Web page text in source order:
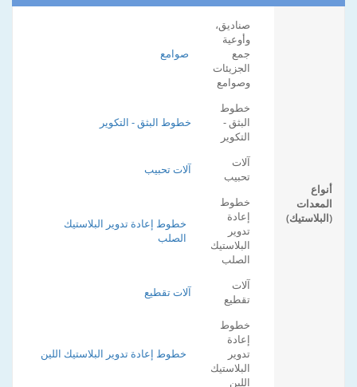
أنواع
المعدات
(البلاستيك)
صناديق،
وأوعية
جمع
الجزيئات
وصوامع
صوامع
خطوط
البثق -
التكوير
خطوط البثق - التكوير
آلات
تحبيب
آلات تحبيب
خطوط
إعادة
تدوير
البلاستيك
الصلب
خطوط إعادة تدوير البلاستيك
الصلب
آلات
تقطيع
آلات تقطيع
خطوط
إعادة
تدوير
البلاستيك
اللين
خطوط إعادة تدوير البلاستيك اللين